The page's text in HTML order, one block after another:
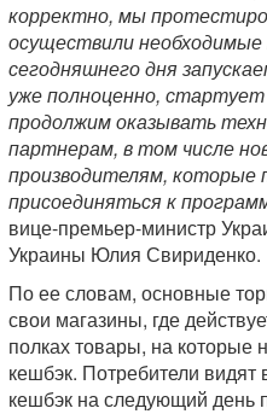
корректно, мы
осуществили
сегодняшнего дня
уже полноценно,
продолжим оказывать
партнерам, в том числе
производителям,
присоединяться к
вице-премьер-министр
Украины Юлия Свириденко.
По ее словам, основные
свои магазины, где
полках товары, на которые
кешбэк. Потребители
кешбэк на следующий день